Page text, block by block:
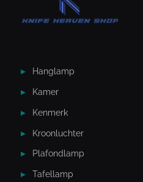
Hanglamp
Kamer
Kenmerk
Kroonluchter
Plafondlamp
Tafellamp